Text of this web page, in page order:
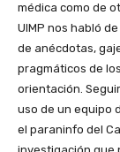
médica como de
UIMP nos habló
de anécdotas,
pragmáticos de
orientación.
uso de un equipo
el paraninfo del